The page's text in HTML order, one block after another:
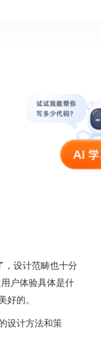
，设计范畴也十分
户体验具体是什
好的。
设计方法和策